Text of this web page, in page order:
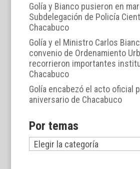
Golía y Bianco pusieron en
Subdelegación de Policía
Chacabuco
Golía y el Ministro Carlos
convenio de Ordenamiento
recorrieron importantes
Chacabuco
Golía encabezó el acto oficial
aniversario de Chacabuco
Por temas
Por
temas